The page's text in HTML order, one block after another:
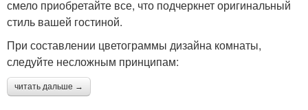
смело приобретайте все, что подчеркнет оригинальный
стиль вашей гостиной.
При составлении цветограммы дизайна комнаты,
следуйте несложным принципам:
читать дальше →